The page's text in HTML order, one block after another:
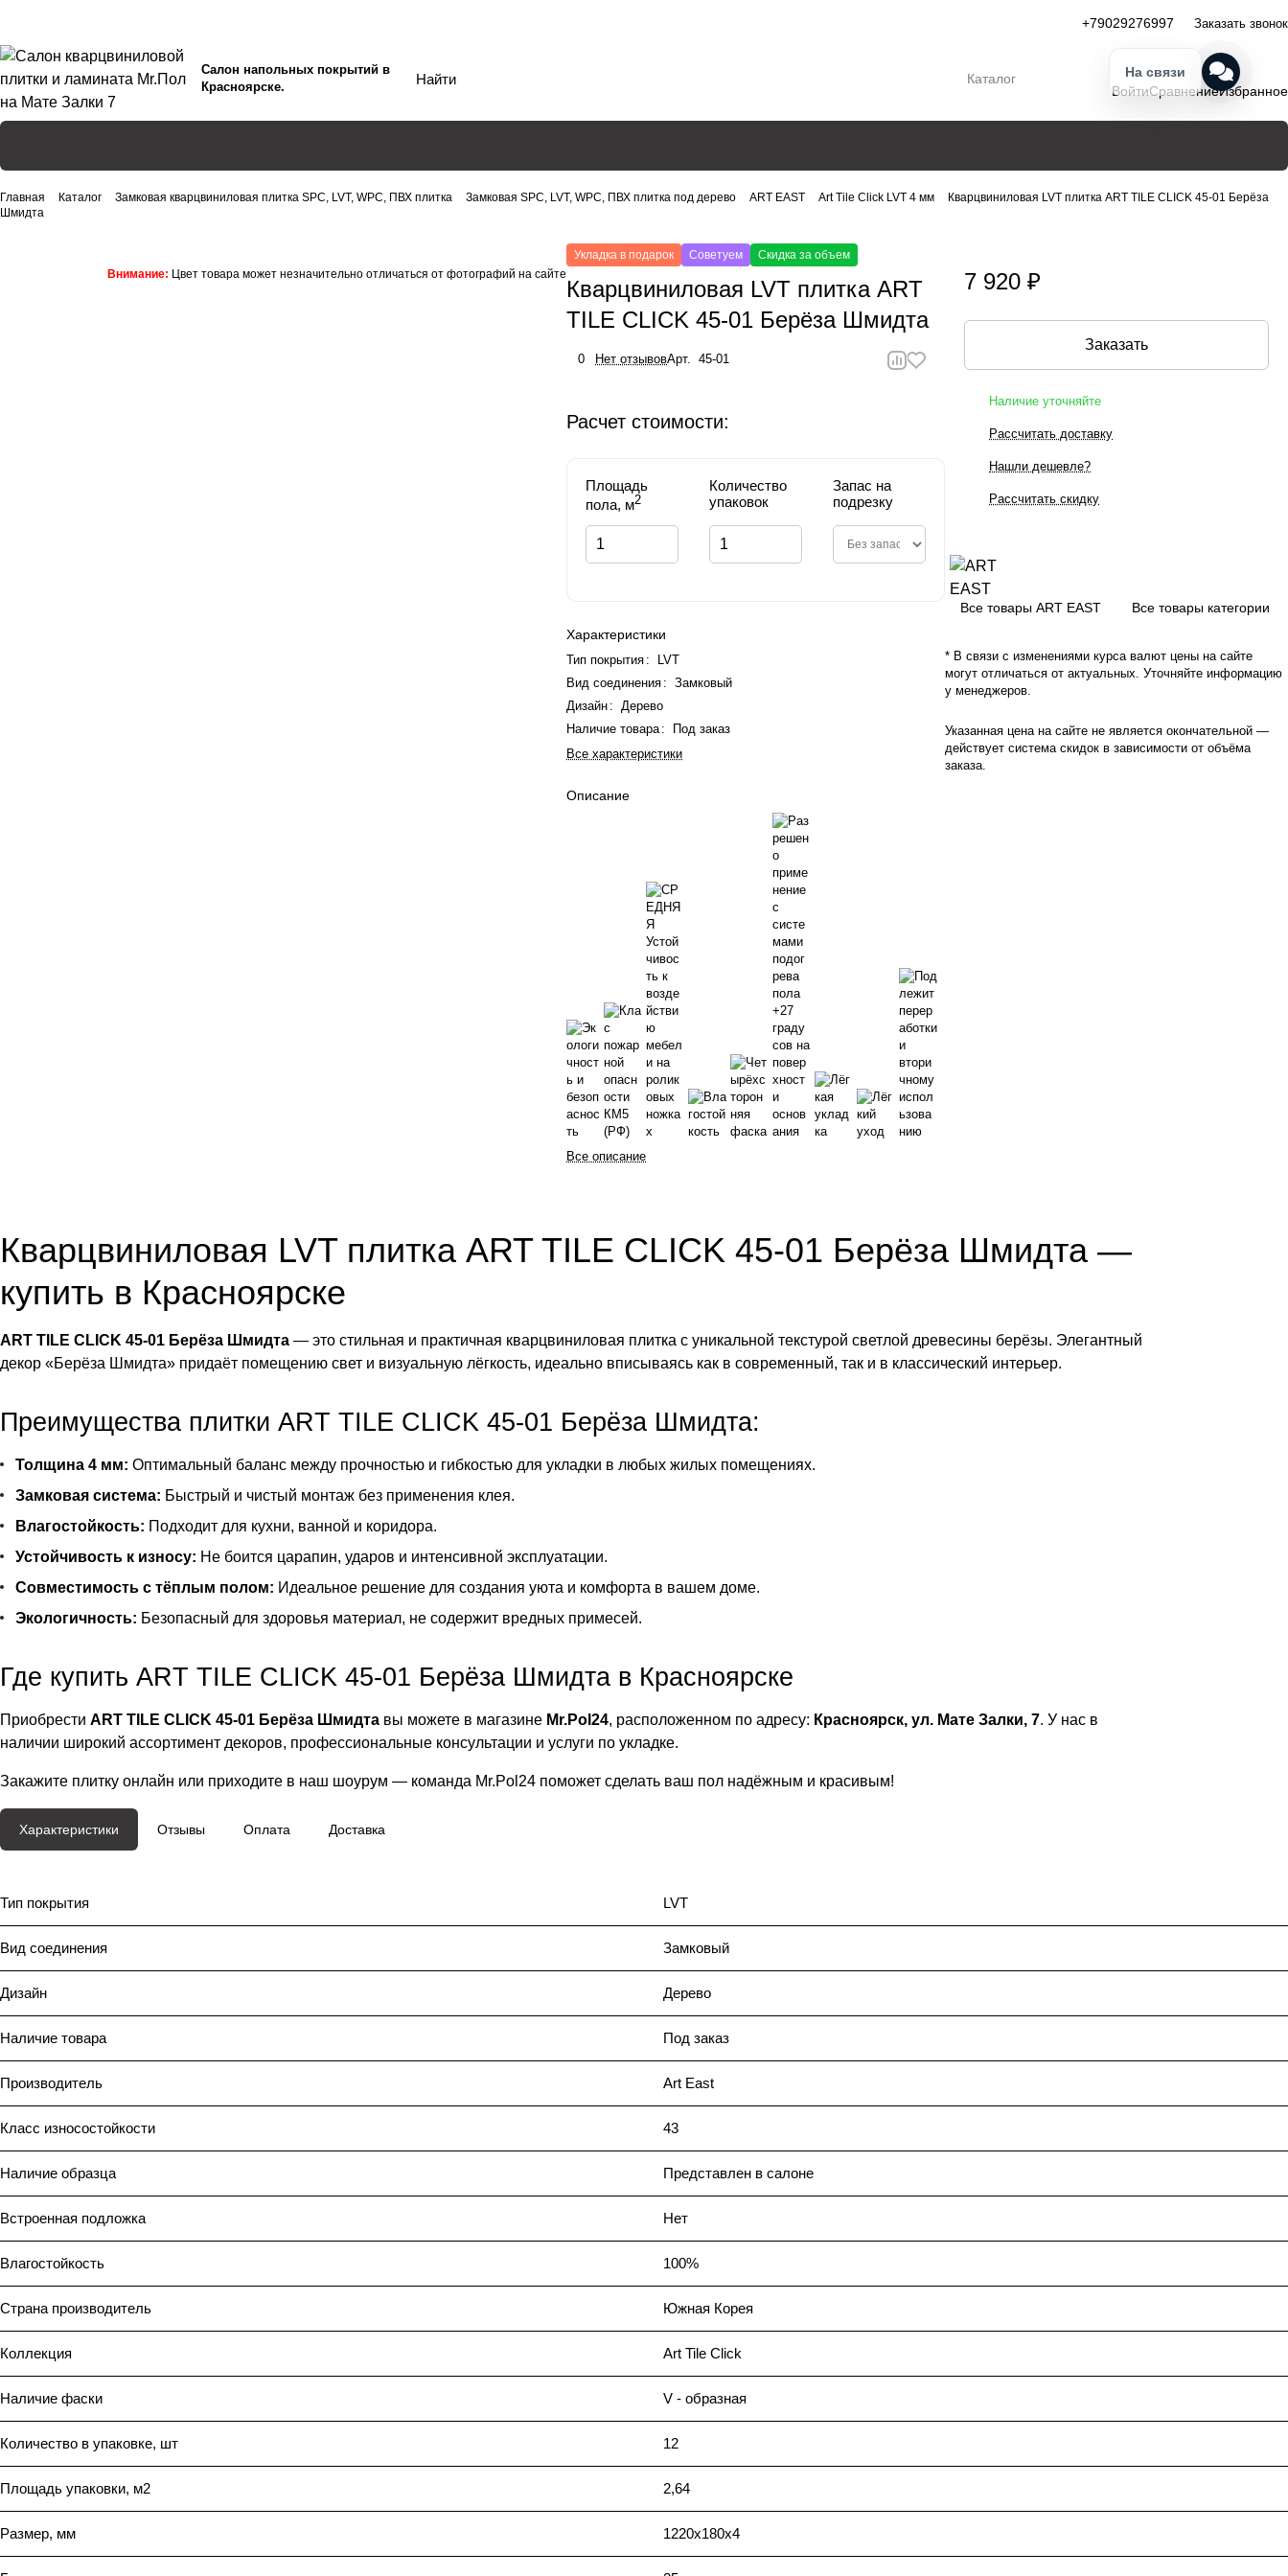
+79029276997 Заказать звонок
Салон напольных покрытий в
Красноярске.
Каталог
ВойтиСравнениеИзбранное
Главная Каталог Замковая кварцвиниловая плитка SPC, LVT, WPC, ПВХ плитка Замковая SPC, LVT, WPC, ПВХ плитка под дерево ART EAST Art Tile Click LVT 4 мм
Кварцвиниловая LVT плитка ART TILE CLICK 45-01 Берёза
Шмидта
Внимание: Цвет товара может незначительно отличаться от фотографий на сайте
Укладка в подарок Советуем Скидка за объем
Кварцвиниловая LVT плитка ART
TILE CLICK 45-01 Берёза Шмидта
0 Нет отзывовАрт. 45-01
Расчет стоимости:
Площадь
пола, м2
Количество
упаковок
Запас на
подрезку
Характеристики
Тип покрытия:
LVT
Вид соединения:
Замковый
Дизайн:
Дерево
Наличие товара:
Под заказ
Все характеристики
Описание
Все описание
7 920 ₽
Заказать
Наличие уточняйте
Рассчитать доставку
Нашли дешевле?
Рассчитать скидку
Все товары ART EAST Все товары категории
* В связи с изменениями курса валют цены на сайте
могут отличаться от актуальных. Уточняйте информацию
у менеджеров.
Указанная цена на сайте не является окончательной —
действует система скидок в зависимости от объёма
заказа.
Кварцвиниловая LVT плитка ART TILE CLICK 45-01 Берёза Шмидта —
купить в Красноярске
ART TILE CLICK 45-01 Берёза Шмидта — это стильная и практичная кварцвиниловая плитка с уникальной текстурой светлой древесины берёзы. Элегантный
декор «Берёза Шмидта» придаёт помещению свет и визуальную лёгкость, идеально вписываясь как в современный, так и в классический интерьер.
Преимущества плитки ART TILE CLICK 45-01 Берёза Шмидта:
Толщина 4 мм: Оптимальный баланс между прочностью и гибкостью для укладки в любых жилых помещениях.
Замковая система: Быстрый и чистый монтаж без применения клея.
Влагостойкость: Подходит для кухни, ванной и коридора.
Устойчивость к износу: Не боится царапин, ударов и интенсивной эксплуатации.
Совместимость с тёплым полом: Идеальное решение для создания уюта и комфорта в вашем доме.
Экологичность: Безопасный для здоровья материал, не содержит вредных примесей.
Где купить ART TILE CLICK 45-01 Берёза Шмидта в Красноярске
Приобрести ART TILE CLICK 45-01 Берёза Шмидта вы можете в магазине Mr.Pol24, расположенном по адресу: Красноярск, ул. Мате Залки, 7. У нас в
наличии широкий ассортимент декоров, профессиональные консультации и услуги по укладке.
Закажите плитку онлайн или приходите в наш шоурум — команда Mr.Pol24 поможет сделать ваш пол надёжным и красивым!
Характеристики Отзывы Оплата Доставка
Тип покрытия LVT
Вид соединения Замковый
Дизайн Дерево
Наличие товара Под заказ
Производитель Art East
Класс износостойкости 43
Наличие образца Представлен в салоне
Встроенная подложка Нет
Влагостойкость 100%
Страна производитель Южная Корея
Коллекция Art Tile Click
Наличие фаски V - образная
Количество в упаковке, шт 12
Площадь упаковки, м2 2,64
Размер, мм 1220x180x4
На связи